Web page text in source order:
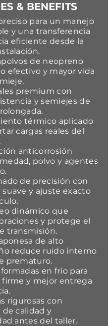
& BENEFITS
para un manejo
y una transferencia
eficiente desde la
de neopreno
efectivo y mayor vida
premium con
y semiejes de
térmico aplicado
cargas reales del
anticorrosión
polvo y agentes
de precisión con
y ajuste exacto
dinámico que
y protege el
transmisión.
de alto
reduce ruido interno
prematuro.
formadas en frío para
firme y mejor entrega
rigurosas con
de calidad y
antes del taller.